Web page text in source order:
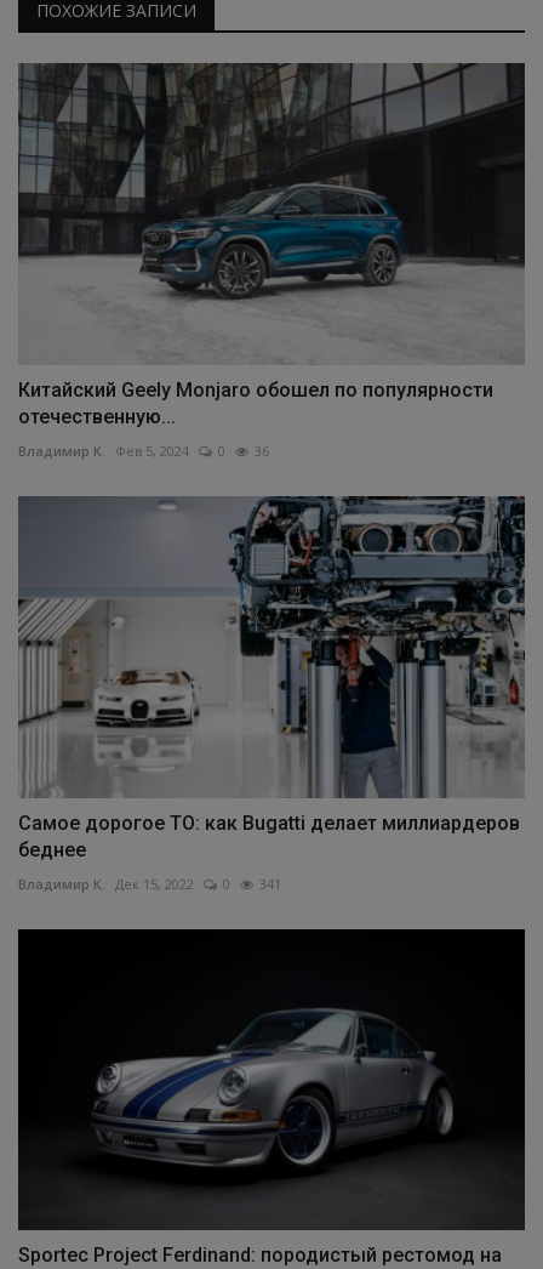
ПОХОЖИЕ ЗАПИСИ
Китайский Geely Monjaro обошел по популярности
отечественную...
Владимир К. Фев 5, 2024 0 36
Самое дорогое ТО: как Bugatti делает миллиардеров
беднее
Владимир К. Дек 15, 2022 0 341
Sportec Project Ferdinand: породистый рестомод на